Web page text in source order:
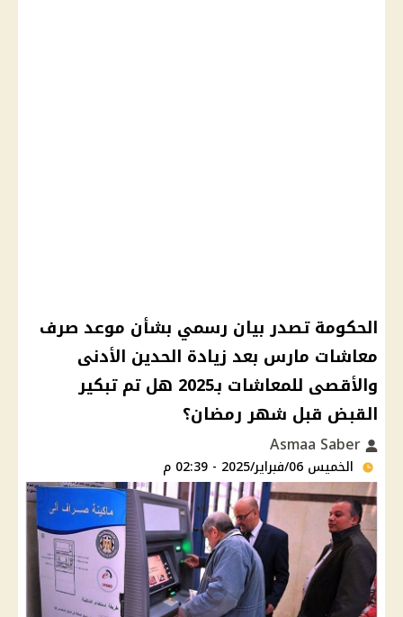
الحكومة تصدر بيان رسمي بشأن موعد صرف
معاشات مارس بعد زيادة الحدين الأدنى
والأقصى للمعاشات بـ2025 هل تم تبكير
القبض قبل شهر رمضان؟
الخميس 06/فبراير/2025 - 02:39 م